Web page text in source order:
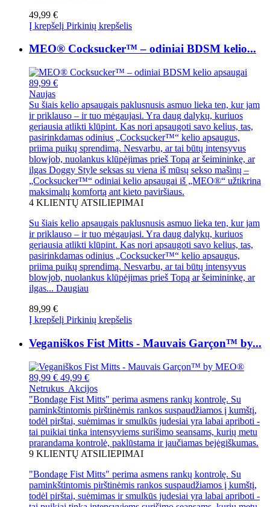
49,99 €
Į krepšelį Pirkinių krepšelis
MEO® Cocksucker™ – odiniai BDSM kelio...
89,99 €
Naujas
Su šiais kelio apsaugais paklusnusis asmuo lieka ten, kur jam
ir priklauso – ir tuo mėgaujasi. Yra daug dalykų, kuriuos
geriausia atlikti klūpint. Kas nori apsaugoti savo kelius, tas,
pasirinkdamas odinius „Cocksucker™“ kelio apsaugus,
priima puikų sprendimą. Nesvarbu, ar tai būtų intensyvus
blowjob, nuolankus klūpėjimas prieš Topą ar šeimininkę, ar
ilgas Doggy Style seksas su viena iš mūsų sekso mašinų –
„Cocksucker™“ odiniai kelio apsaugai iš „MEO®“ užtikrina
maksimalų komfortą ant kieto paviršiaus.
4 KLIENTŲ ATSILIEPIMAI
Su šiais kelio apsaugais paklusnusis asmuo lieka ten, kur jam
ir priklauso – ir tuo mėgaujasi. Yra daug dalykų, kuriuos
geriausia atlikti klūpint. Kas nori apsaugoti savo kelius, tas,
pasirinkdamas odinius „Cocksucker™“ kelio apsaugus,
priima puikų sprendimą. Nesvarbu, ar tai būtų intensyvus
blowjob, nuolankus klūpėjimas prieš Topą ar šeimininkę, ar
ilgas... Daugiau
89,99 €
Į krepšelį Pirkinių krepšelis
Veganiškos Fist Mitts - Mauvais Garçon™ by...
89,99 € 49,99 €
Netrukus Akcijos
"Bondage Fist Mitts" perima asmens rankų kontrolę. Su
paminkštintomis pirštinėmis rankos suspaudžiamos į kumštį,
todėl pirštai, suėmimas ir smulkūs judesiai yra labai apriboti -
tai puikiai tinka intensyviems surišimo seansams, kurių metu
prarandama kontrolė, paklūstama ir jaučiamas bejėgiškumas.
9 KLIENTŲ ATSILIEPIMAI
"Bondage Fist Mitts" perima asmens rankų kontrolę. Su
paminkštintomis pirštinėmis rankos suspaudžiamos į kumštį,
todėl pirštai, suėmimas ir smulkūs judesiai yra labai apriboti -